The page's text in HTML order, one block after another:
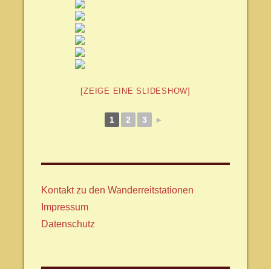
[ZEIGE EINE SLIDESHOW]
1 2 3 ►
Kontakt zu den Wanderreitstationen
Impressum
Datenschutz